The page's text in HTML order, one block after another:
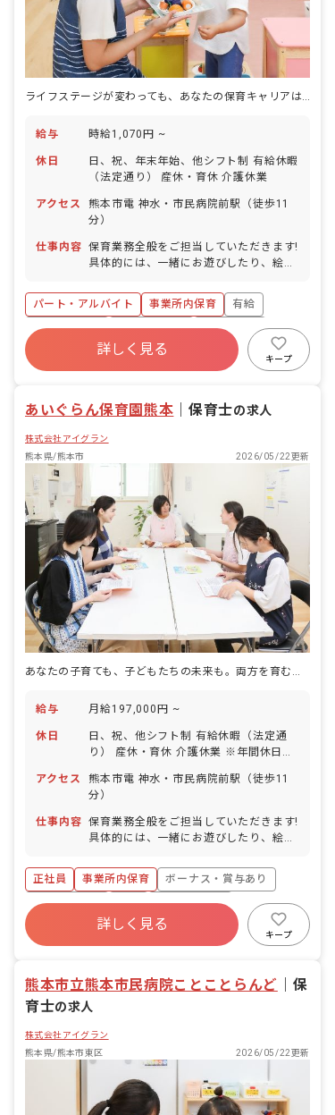
給与 時給1,070円 ~
休日
日、祝、年末年始、他シフト制 有給休暇
（法定通り） 産休・育休 介護休業
アクセス
熊本市電 神水・市民病院前駅（徒歩11
分）
仕事内容 保育業務全般をご担当していただきます!
具体的には、一緒にお遊びしたり、絵本
お昼寝、お着替え、お散歩などをお任せ
します!
パート・アルバイト 事業所内保育
有給
福利厚生充実
産休育休制度
未経験歓迎
WEB面接OK
詳しく見る
キープ
あいぐらん保育園熊本 ｜保育士の求人
株式会社アイグラン
熊本県/熊本市
2026/05/22更新
あなたの子育ても、子どもたちの未来も。両方を育む保育園です
給与 月給197,000円 ~
休日
日、祝、他シフト制 有給休暇（法定通
り） 産休・育休 介護休業 ※年間休日
アクセス
熊本市電 神水・市民病院前駅（徒歩11
分）
仕事内容 保育業務全般をご担当していただきます!
具体的には、一緒にお遊びしたり、絵本
お昼寝、お着替え、お散歩などをお任せ
します!
正社員 事業所内保育
ボーナス・賞与あり
社会保険完備
有給
福利厚生充実
昇給昇進あり
産休育休制度
詳しく見る
キープ
熊本市立熊本市民病院ことことらんど
保
育士の求人
株式会社アイグラン
熊本県/熊本市東区
2026/05/22更新